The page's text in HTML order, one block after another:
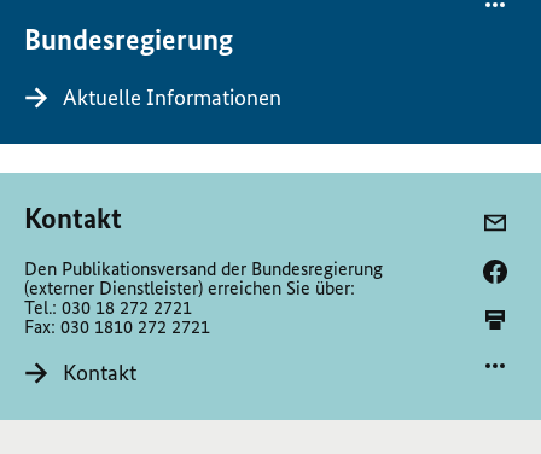
Bundesregierung
Aktuelle Informationen
Kontakt
Den Publikationsversand der Bundesregierung
(externer Dienstleister) erreichen Sie über:
Tel.: 030 18 272 2721
Fax: 030 1810 272 2721
Kontakt